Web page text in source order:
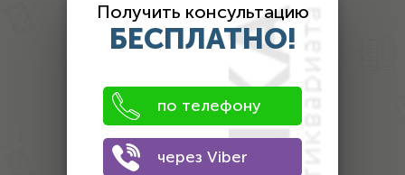
Монеты
Банкноты
Другой антиквариат
Награды
Получить консультацию
БЕСПЛАТНО!
по телефону
через Viber